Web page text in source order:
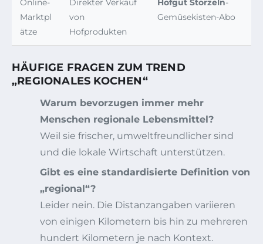
Marktpl
ätze
von
Hofprodukten
Gemüsekisten-Abo
HÄUFIGE FRAGEN ZUM TREND
„REGIONALES KOCHEN“
Warum bevorzugen immer mehr
Menschen regionale Lebensmittel?
Weil sie frischer, umweltfreundlicher sind
und die lokale Wirtschaft unterstützen.
Gibt es eine standardisierte Definition von
„regional“?
Leider nein. Die Distanzangaben variieren
von einigen Kilometern bis hin zu mehreren
hundert Kilometern je nach Kontext.